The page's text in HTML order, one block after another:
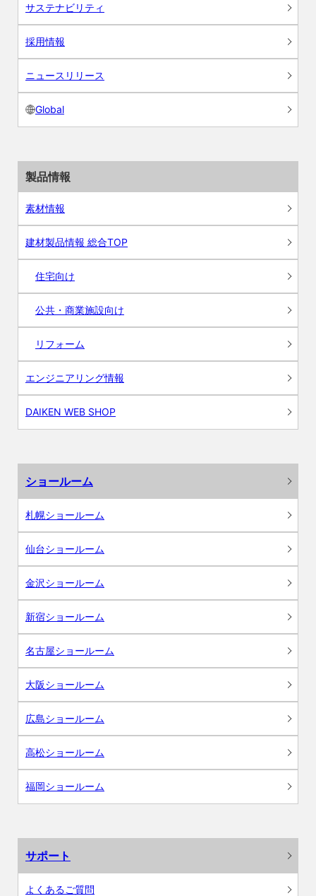
サステナビリティ
採用情報
ニュースリリース
Global
製品情報
素材情報
建材製品情報 総合TOP
住宅向け
公共・商業施設向け
リフォーム
エンジニアリング情報
DAIKEN WEB SHOP
ショールーム
札幌ショールーム
仙台ショールーム
金沢ショールーム
新宿ショールーム
名古屋ショールーム
大阪ショールーム
広島ショールーム
高松ショールーム
福岡ショールーム
サポート
よくあるご質問